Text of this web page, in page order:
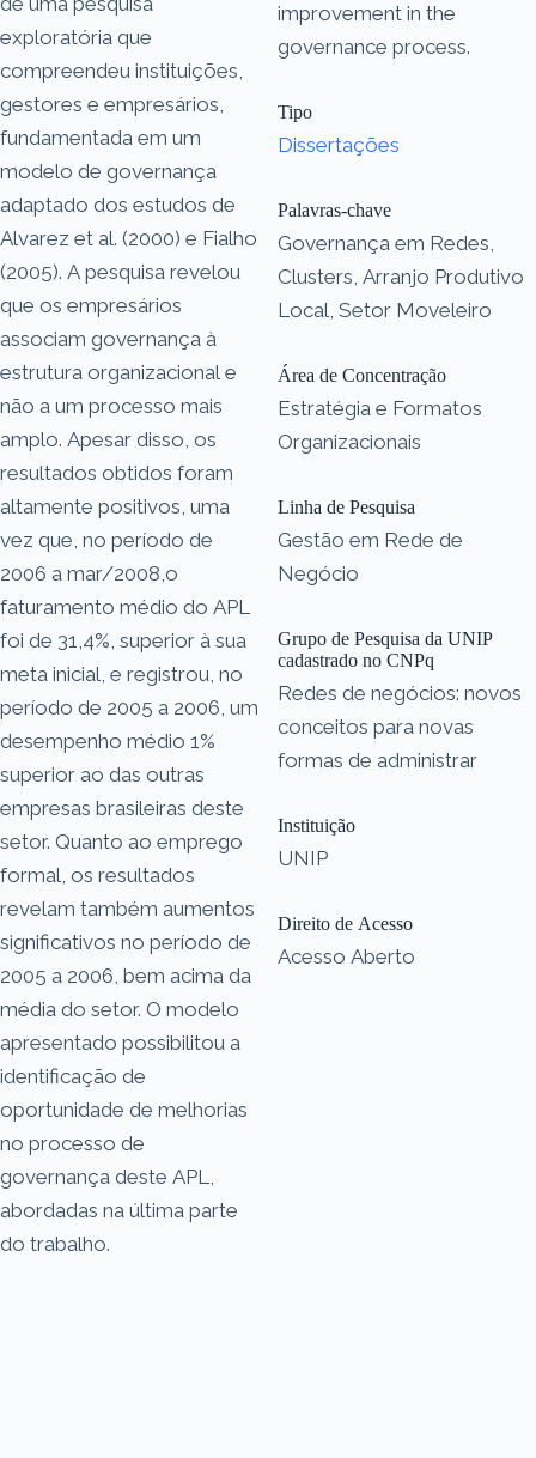
exploratória que
compreendeu instituições,
gestores e empresários,
fundamentada em um
modelo de governança
adaptado dos estudos de
Alvarez et al. (2000) e Fialho
(2005). A pesquisa revelou
que os empresários
associam governança à
estrutura organizacional e
não a um processo mais
amplo. Apesar disso, os
resultados obtidos foram
altamente positivos, uma
vez que, no período de
2006 a mar/2008,o
faturamento médio do APL
foi de 31,4%, superior à sua
meta inicial, e registrou, no
período de 2005 a 2006, um
desempenho médio 1%
superior ao das outras
empresas brasileiras deste
setor. Quanto ao emprego
formal, os resultados
revelam também aumentos
significativos no período de
2005 a 2006, bem acima da
média do setor. O modelo
apresentado possibilitou a
identificação de
oportunidade de melhorias
no processo de
governança deste APL,
abordadas na última parte
do trabalho.
improvement in the
governance process.
Tipo
Dissertações
Palavras-chave
Governança em Redes,
Clusters, Arranjo Produtivo
Local, Setor Moveleiro
Área de Concentração
Estratégia e Formatos
Organizacionais
Linha de Pesquisa
Gestão em Rede de
Negócio
Grupo de Pesquisa da UNIP
cadastrado no CNPq
Redes de negócios: novos
conceitos para novas
formas de administrar
Instituição
UNIP
Direito de Acesso
Acesso Aberto